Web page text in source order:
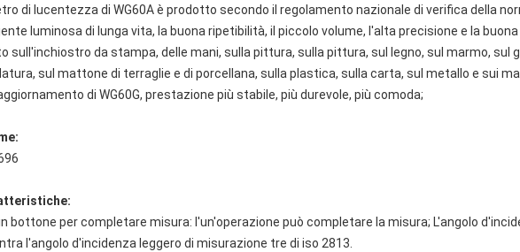
di lucentezza di WG60A è prodotto secondo il regolamento nazionale di verifica della
luminosa di lunga vita, la buona ripetibilità, il piccolo volume, l'alta precisione e la
sull'inchiostro da stampa, delle mani, sulla pittura, sulla pittura, sul legno, sul marmo, sul
sul mattone di terraglie e di porcellana, sulla plastica, sulla carta, sul metallo e sui
di WG60G, prestazione più stabile, più durevole, più comoda;
bottone per completare misura: l'un'operazione può completare la misura; L'angolo
l'angolo d'incidenza leggero di misurazione tre di iso 2813.